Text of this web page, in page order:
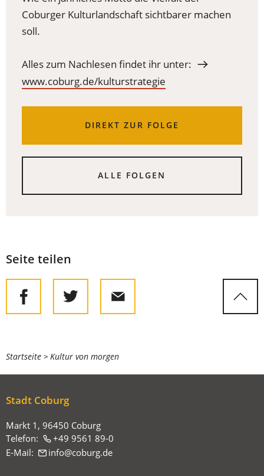
Coburger Kulturlandschaft sichtbarer machen
soll.
Alles zum Nachlesen findet ihr unter:
www.coburg.de/kulturstrategie
DIREKT ZUR FOLGE
ALLE FOLGEN
Seite teilen
Sie
befinden
sich
Startseite Kultur von morgen
Stadt Coburg
Markt 1, 96450 Coburg
Telefon:
+49 9561 89-0
E-Mail:
info coburg de